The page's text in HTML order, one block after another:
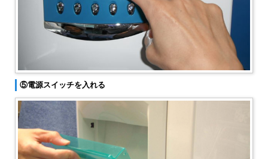
⑤電源スイッチを入れる